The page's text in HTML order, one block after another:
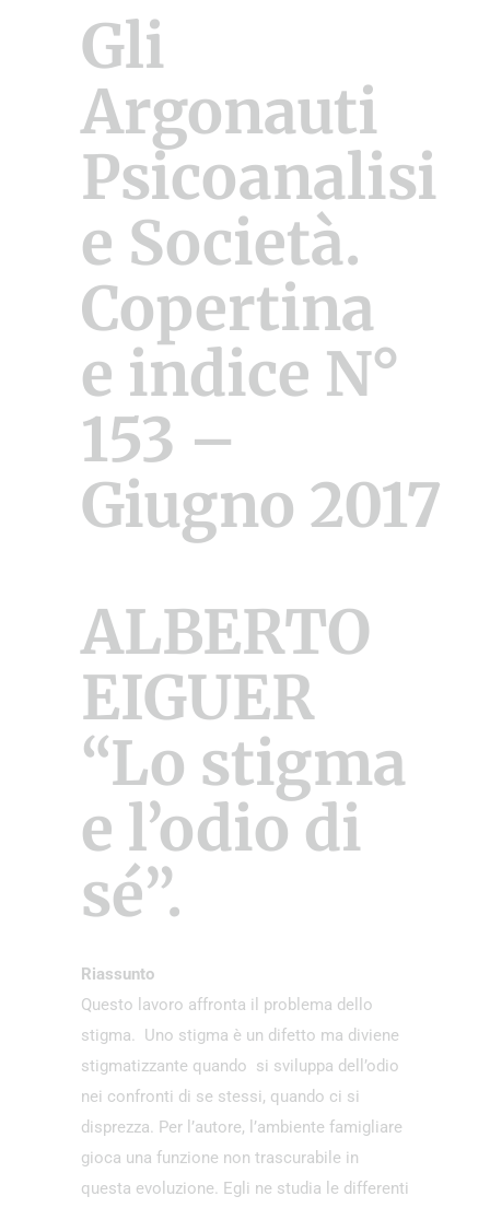
Gli
Argonauti
Psicoanalisi
e Società.
Copertina
e indice N°
153 –
Giugno 2017
ALBERTO
EIGUER
“Lo stigma
e l’odio di
sé”.
Riassunto
Questo lavoro affronta il problema dello
stigma. Uno stigma è un difetto ma diviene
stigmatizzante quando si sviluppa dell’odio
nei confronti di se stessi, quando ci si
disprezza. Per l’autore, l’ambiente famigliare
gioca una funzione non trascurabile in
questa evoluzione. Egli ne studia le differenti